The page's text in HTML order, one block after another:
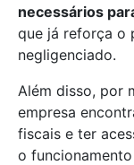
necessários
que já reforça o
negligenciado.
Além disso, por
empresa
fiscais e ter
o